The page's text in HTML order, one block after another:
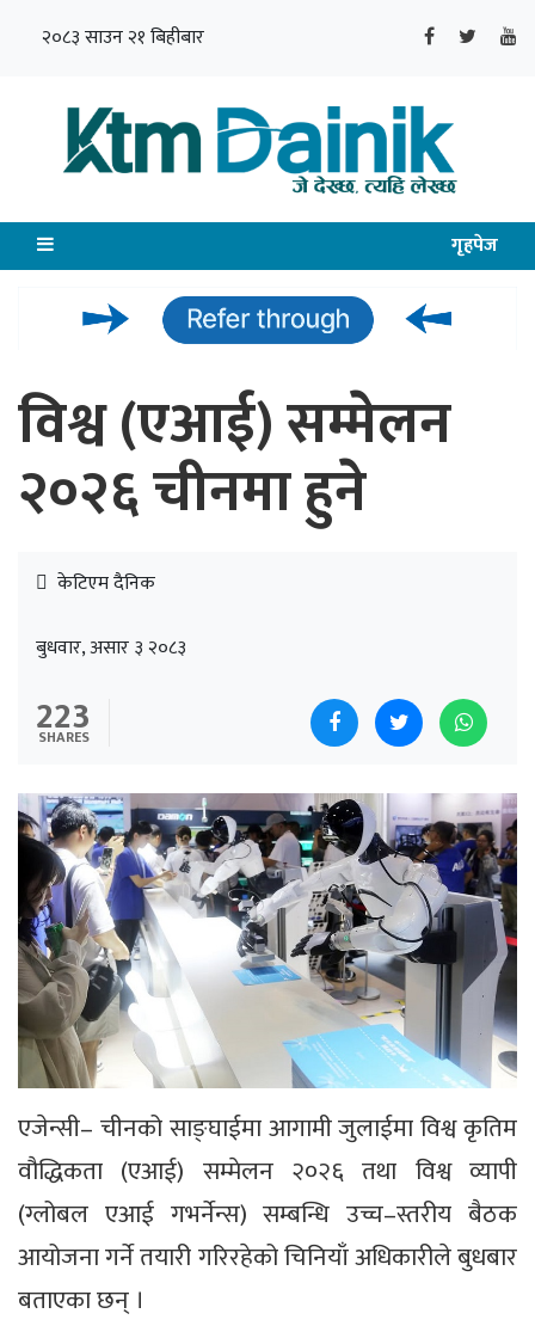
२०८३ साउन २१ बिहीबार
गृहपेज
विश्व (एआई) सम्मेलन
२०२६ चीनमा हुने
केटिएम दैनिक
बुधवार, असार ३ २०८३
223
SHARES
एजेन्सी– चीनको साङ्घाईमा आगामी जुलाईमा विश्व कृतिम
वौद्धिकता (एआई) सम्मेलन २०२६ तथा विश्व व्यापी
(ग्लोबल एआई गभर्नेन्स) सम्बन्धि उच्च–स्तरीय बैठक
आयोजना गर्ने तयारी गरिरहेको चिनियाँ अधिकारीले बुधबार
बताएका छन् ।